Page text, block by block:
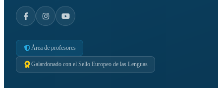
Área de profesores
Galardonado con el Sello Europeo de las Lenguas